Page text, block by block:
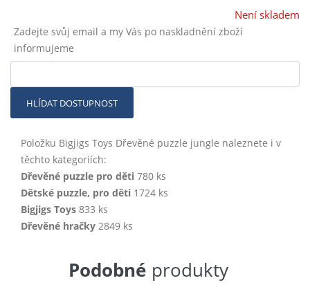
Není skladem
Zadejte svůj email a my Vás po naskladnění zboží
informujeme
HLÍDAT DOSTUPNOST
Položku Bigjigs Toys Dřevěné puzzle jungle naleznete i v
těchto kategoriích:
Dřevěné puzzle pro děti 780 ks
Dětské puzzle, pro děti 1724 ks
Bigjigs Toys 833 ks
Dřevěné hračky 2849 ks
Podobné produkty